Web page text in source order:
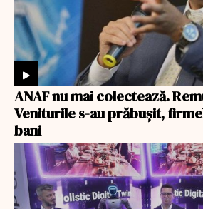
ANAF nu mai colectează.
Veniturile s-au prăbușit,
bani